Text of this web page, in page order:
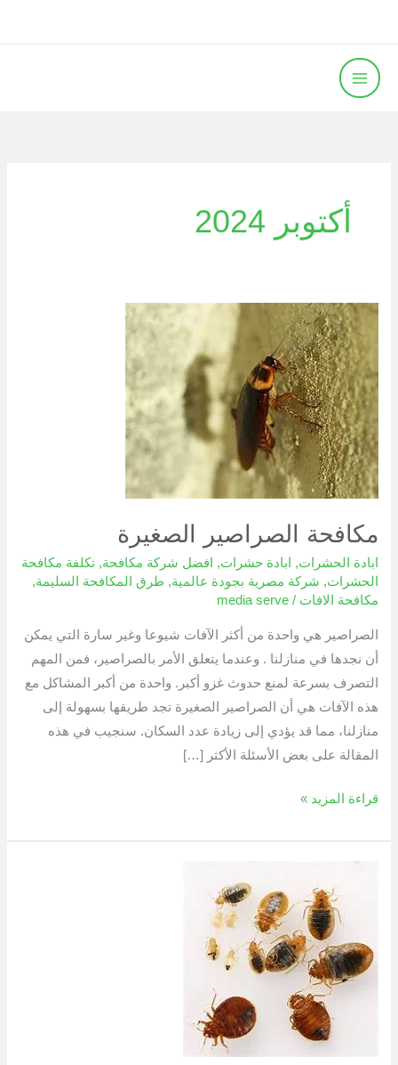
المحتوى
أكتوبر 2024
مكافحة الصراصير الصغيرة
ابادة الحشرات, ابادة حشرات, افضل شركة مكافحة,تكلفة مكافحة
الحشرات, شركة مصرية بجودة عالمية, طرق المكافحة السليمة,
مكافحة الافات /
media serve
الصراصير هي واحدة من أكثر الآفات شيوعا وغير سارة التي يمكن
أن نجدها في منازلنا . وعندما يتعلق الأمر بالصراصير، فمن المهم
التصرف بسرعة لمنع حدوث غزو أكبر. واحدة من أكبر المشاكل مع
هذه الآفات هي أن الصراصير الصغيرة تجد طريقها بسهولة إلى
منازلنا، مما قد يؤدي إلى زيادة عدد السكان. سنجيب في هذه
المقالة على بعض الأسئلة الأكثر […]
مكافحة
الصراصير
الصغيرة
قراءة المزيد »
التخلص
بق
الفراش:
مضمونة